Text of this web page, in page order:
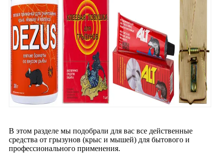
В этом разделе мы подобрали для вас все действенные
средства от грызунов (крыс и мышей) для бытового и
профессионального применения.